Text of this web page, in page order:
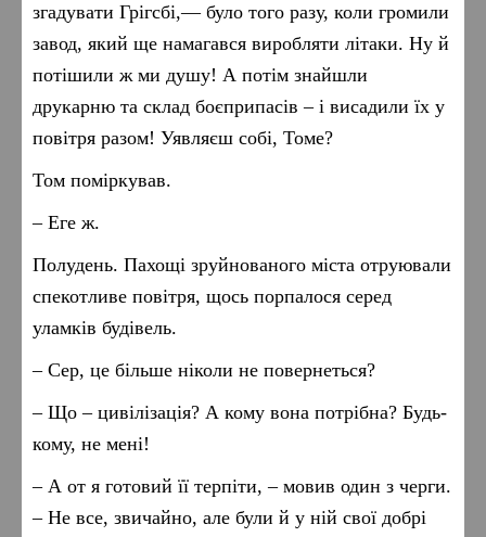
згадувати Грігсбі,— було того разу, коли громили
завод, який ще намагався виробляти літаки. Ну й
потішили ж ми душу! А потім знайшли
друкарню та склад боєприпасів – і висадили їх у
повітря разом! Уявляєш собі, Томе?
Том поміркував.
– Еге ж.
Полудень. Пахощі зруйнованого міста отруювали
спекотливе повітря, щось порпалося серед
уламків будівель.
– Сер, це більше ніколи не повернеться?
– Що – цивілізація? А кому вона потрібна? Будь-
кому, не мені!
– А от я готовий її терпіти, – мовив один з черги.
– Не все, звичайно, але були й у ній свої добрі